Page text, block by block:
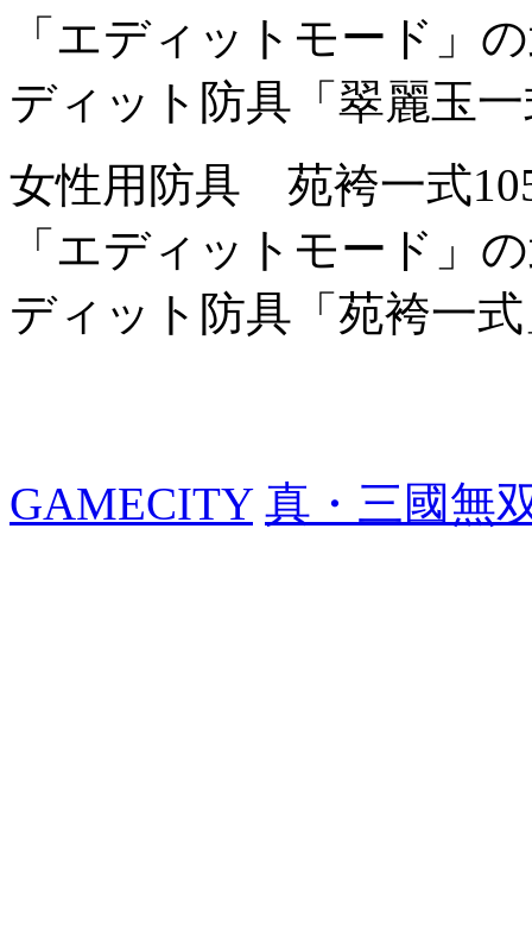
「エディットモード」
ディット防具「翠麗玉
女性用防具 苑袴一式
「エディットモード」
ディット防具「苑袴一
GAMECITY 真・三國無